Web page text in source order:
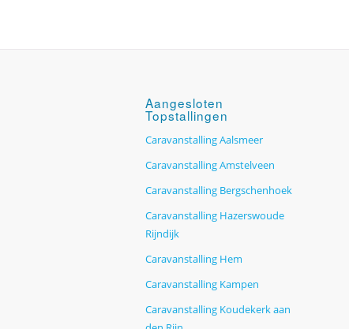
Aangesloten
Topstallingen
Caravanstalling Aalsmeer
Caravanstalling Amstelveen
Caravanstalling Bergschenhoek
Caravanstalling Hazerswoude
Rijndijk
Caravanstalling Hem
Caravanstalling Kampen
Caravanstalling Koudekerk aan